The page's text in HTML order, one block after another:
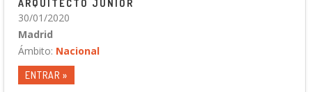
ARQUITECTO JUNIOR
30/01/2020
Madrid
Ámbito: Nacional
ENTRAR »